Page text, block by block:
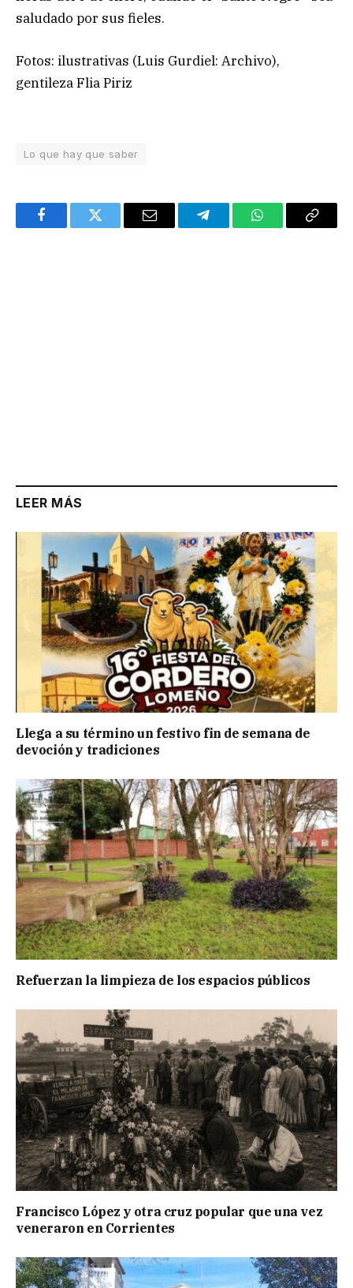
saludado por sus fieles.
Fotos: ilustrativas (Luis Gurdiel: Archivo),
gentileza Flia Piriz
Lo que hay que saber
FacebookTwitter Email TelegramWhatsAppCopy
LEER MÁS
Llega a su término un festivo fin de semana de
devoción y tradiciones
Refuerzan la limpieza de los espacios públicos
Francisco López y otra cruz popular que una vez
veneraron en Corrientes